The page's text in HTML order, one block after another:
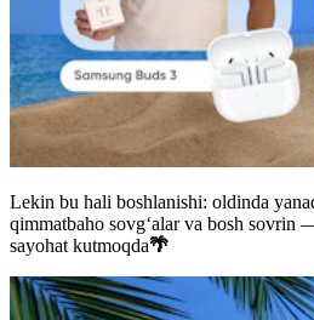
Lekin bu hali boshlanishi: oldinda
qimmatbaho sovg‘alar va bosh
sayohat kutmoqda🌴